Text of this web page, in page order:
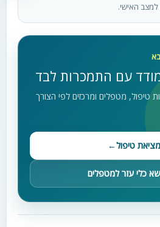
למצב האישי.
עם התמכרות לבד
טיפול, מטפלים ומרכזים לפי הצורך
טיפול←
כלי עזר למטפלים